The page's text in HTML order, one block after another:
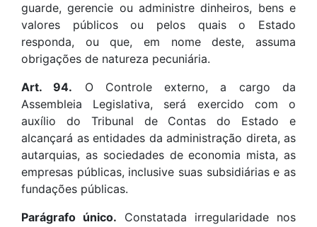
guarde, gerencie ou administre dinheiros, bens e
valores públicos ou pelos quais o Estado
responda, ou que, em nome deste, assuma
obrigações de natureza pecuniária.
Art. 94. O Controle externo, a cargo da
Assembleia Legislativa, será exercido com o
auxílio do Tribunal de Contas do Estado e
alcançará as entidades da administração direta, as
autarquias, as sociedades de economia mista, as
empresas públicas, inclusive suas subsidiárias e as
fundações públicas.
Parágrafo único. Constatada irregularidade nos